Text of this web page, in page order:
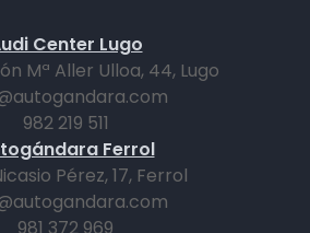
Center Lugo
Mª Aller Ulloa, 44, Lugo
982 219 511
Ferrol
Pérez, 17, Ferrol